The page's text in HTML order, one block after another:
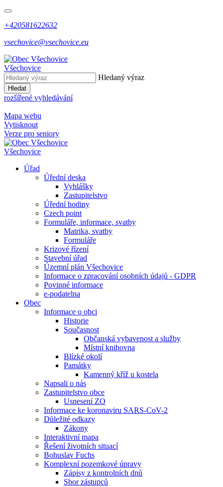
+420581622632
vsechovice@vsechovice.eu
Všechovice
Hledaný výraz
Hledat
rozšířené vyhledávání
Mapa webu
Vytisknout
Verze pro seniory
Všechovice
Úřad
Úřední deska
Vyhlášky
Zastupitelstvo
Úřední hodiny
Czech point
Formuláře, informace, svatby
Matrika, svatby
Formuláře
Krizové řízení
Stavební úřad
Územní plán Všechovice
Informace o zpracování osobních údajů - GDPR
Povinné informace
e-podatelna
Obec
Informace o obci
Historie
Současnost
Občanská vybavenost a služby
Místní knihovna
Blízké okolí
Památky
Kamenný kříž u kostela
Napsali o nás
Zastupitelstvo obce
Usnesení ZO
Informace ke koronaviru SARS-CoV-2
Důležité odkazy
Zákony
Interaktivní mapa
Řešení životních situací
Bohuslav Fuchs
Komplexní pozemkové úpravy
Zápisy z kontrolních dnů
Sbor zástupců